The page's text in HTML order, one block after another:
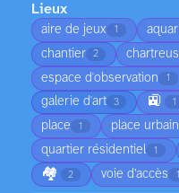
Lieux
aire de jeux 1
chantier 2
espace d'observation 1
galerie d'art 3 🚉 1
place 1 place
quartier résidentiel 1
🏘️ 2 voie d’accès 1